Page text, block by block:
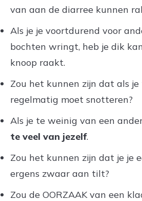
van aan de diarree kunnen
Als je je voortdurend voor
bochten wringt, heb je dik
knoop raakt.
Zou het kunnen zijn dat als
regelmatig moet snotteren?
Als je te weinig van een
te veel van jezelf.
Zou het kunnen zijn dat je je
ergens zwaar aan tilt?
Zou de OORZAAK van een